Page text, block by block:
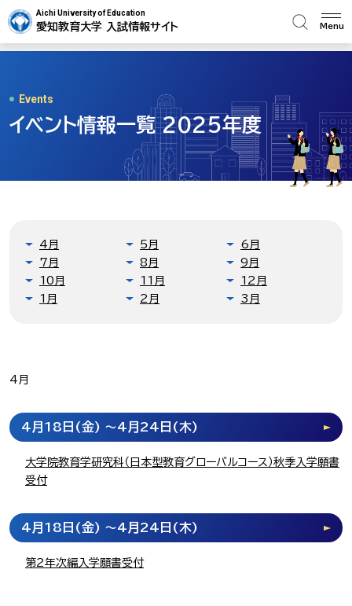
Aichi University of Education
愛知教育大学 入試情報サイト Menu
Events
イベント情報一覧 2025年度
4月 5月
6月
7月
8月
9月
10月
11月
12月
1月
2月 3月
4月
4月18日 (金) ～4月24日 (木)
大学院教育学研究科（日本型教育グローバルコース）秋季入学願書
受付
4月18日 (金) ～4月24日 (木)
第2年次編入学願書受付